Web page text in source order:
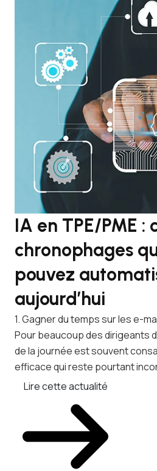
IA en TPE/PME :
chronophages
pouvez
aujourd’hui
1. Gagner du temps sur les e-
Pour beaucoup des dirigeants
de la journée est souvent
efficace qui reste pourtant
Lire cette actualité